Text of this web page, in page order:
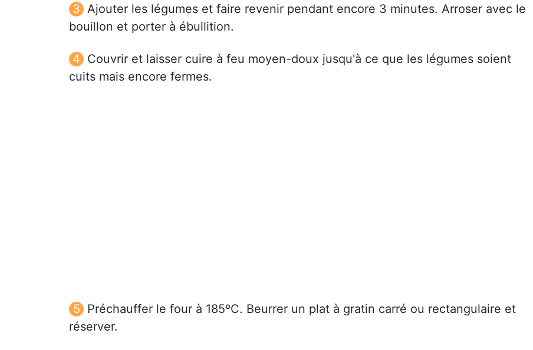
Ajouter les légumes et faire revenir pendant encore 3 minutes. Arroser avec le
bouillon et porter à ébullition.
Couvrir et laisser cuire à feu moyen-doux jusqu'à ce que les légumes soient
cuits mais encore fermes.
Préchauffer le four à 185ºC. Beurrer un plat à gratin carré ou rectangulaire et
réserver.